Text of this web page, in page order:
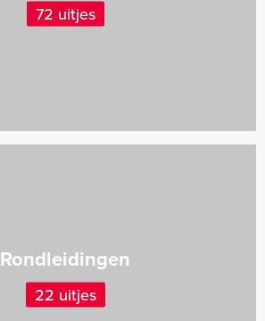
72 uitjes
Rondleidingen
22 uitjes